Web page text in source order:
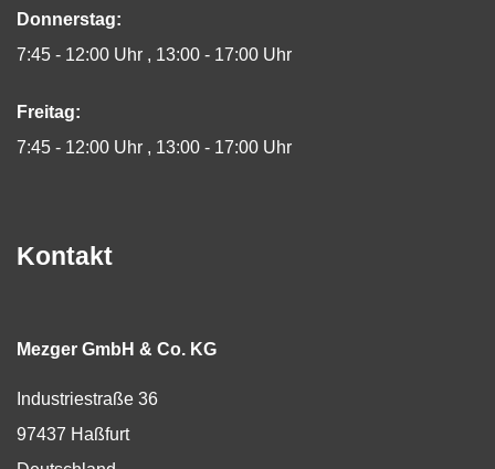
Donnerstag:
7:45 - 12:00 Uhr
13:00 - 17:00 Uhr
Freitag:
7:45 - 12:00 Uhr
13:00 - 17:00 Uhr
Kontakt
Mezger GmbH & Co. KG
Industriestraße 36
97437 Haßfurt